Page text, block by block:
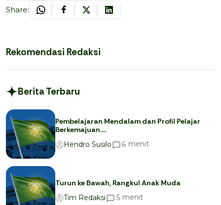
Share:
Rekomendasi Redaksi
Berita Terbaru
Pembelajaran Mendalam dan Profil Pelajar
Berkemajuan….
Hendro Susilo
6 menit
Turun ke Bawah, Rangkul Anak Muda
Tim Redaksi
5 menit